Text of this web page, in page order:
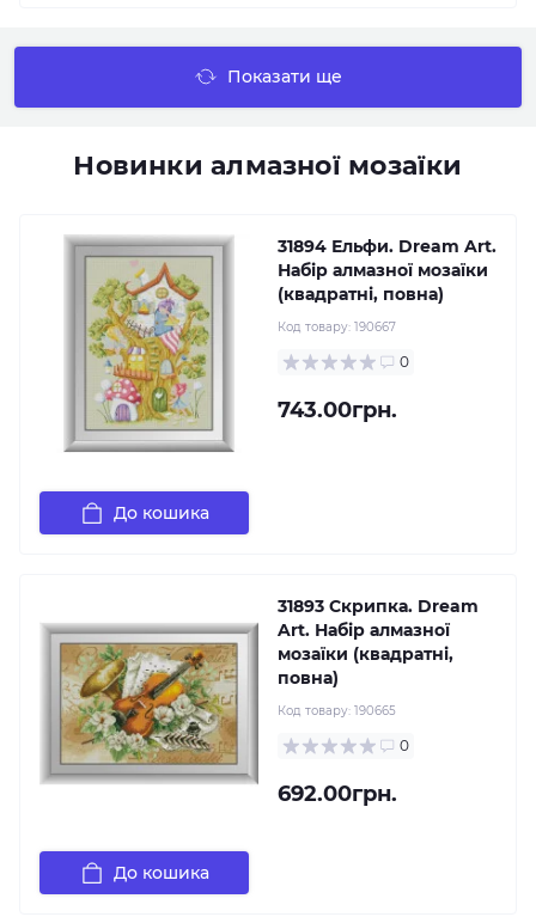
Показати ще
Новинки алмазної мозаїки
31894 Ельфи. Dream Art.
Набір алмазної мозаїки
(квадратні, повна)
Код товару: 190667
0
743.00грн.
До кошика
31893 Скрипка. Dream
Art. Набір алмазної
мозаїки (квадратні,
повна)
Код товару: 190665
0
692.00грн.
До кошика